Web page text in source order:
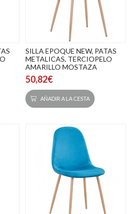
SILLA EPOQUE NEW, PATAS
METALICAS, TERCIOPELO
AMARILLO MOSTAZA
50,82€
AÑADIR A LA CESTA